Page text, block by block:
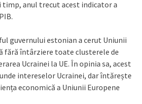
timp, anul trecut acest indicator a
guvernului estonian a cerut Uniunii
fără întârziere toate clusterele de
Ucrainei la UE. În opinia sa, acest
intereselor Ucrainei, dar întărește
economică a Uniunii Europene